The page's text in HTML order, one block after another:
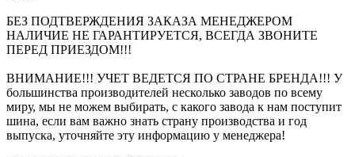
БЕЗ ПОДТВЕРЖДЕНИЯ ЗАКАЗА МЕНЕДЖЕРОМ
НАЛИЧИЕ НЕ ГАРАНТИРУЕТСЯ, ВСЕГДА ЗВОНИТЕ
ПЕРЕД ПРИЕЗДОМ!!!
ВНИМАНИЕ!!! УЧЕТ ВЕДЕТСЯ ПО СТРАНЕ БРЕНДА!!! У
большинства производителей несколько заводов по всему
миру, мы не можем выбирать, с какого завода к нам поступит
шина, если вам важно знать страну производства и год
выпуска, уточняйте эту информацию у менеджера!